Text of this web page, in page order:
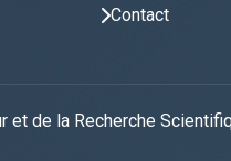
Contact
de la Recherche